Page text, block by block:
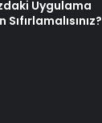
Uygulama